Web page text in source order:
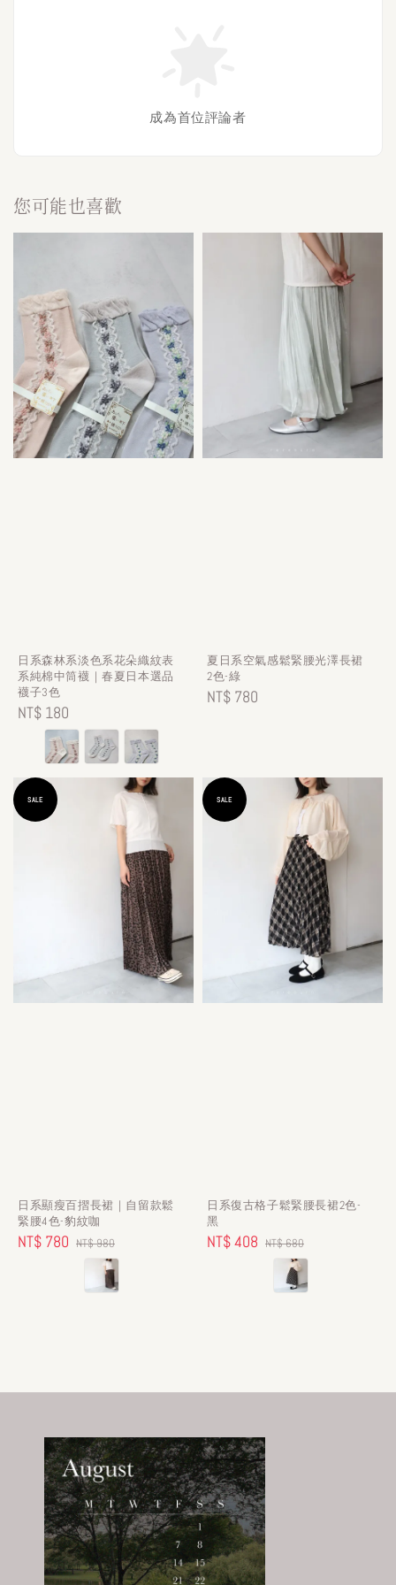
成為首位評論者
您可能也喜歡
日系森林系淡色系花朵織紋表
系純棉中筒襪｜春夏日本選品
襪子3色
Regular
price
NT$ 180
夏日系空氣感鬆緊腰光澤長裙
2色-綠
Regular
NT$ 780
SALE
日系顯瘦百摺長裙｜自留款鬆
緊腰4色-豹紋咖
Sale
NT$ 780 Regular
price
NT$ 980
SALE
日系復古格子鬆緊腰長裙2色-
黑
Sale
NT$ 408 Regular
price
NT$ 680